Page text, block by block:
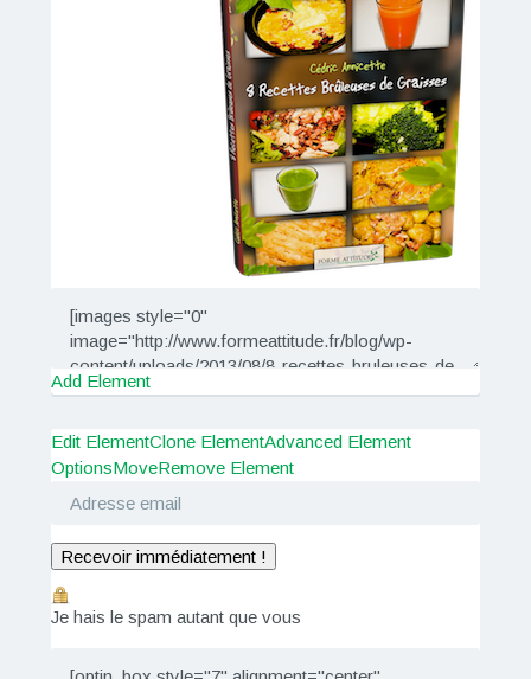
Add Element
Edit ElementClone ElementAdvanced Element
OptionsMoveRemove Element
Recevoir immédiatement !
Je hais le spam autant que vous